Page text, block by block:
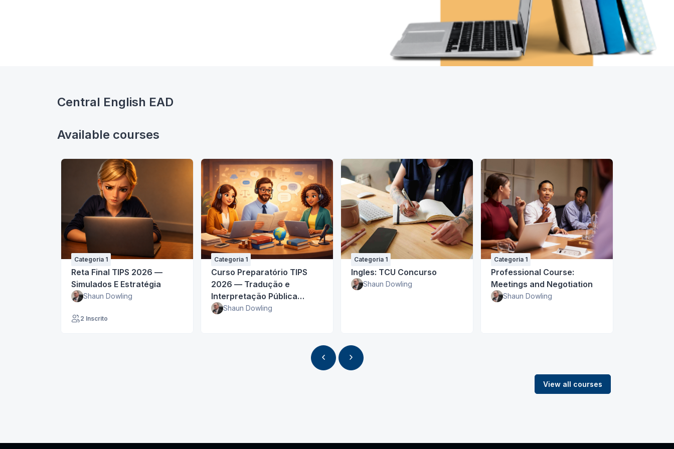
Central English EAD
Available courses
Categoria 1
Reta Final TIPS 2026 —
Simulados E Estratégia
Shaun Dowling
2 Inscrito
Categoria 1
Curso Preparatório TIPS
2026 — Tradução e
Interpretação Pública
(Inglês) 14:00
Shaun Dowling
Categoria 1
Ingles: TCU Concurso
Shaun Dowling
Categoria 1
Professional Course:
Meetings and Negotiation
Shaun Dowling
View all courses